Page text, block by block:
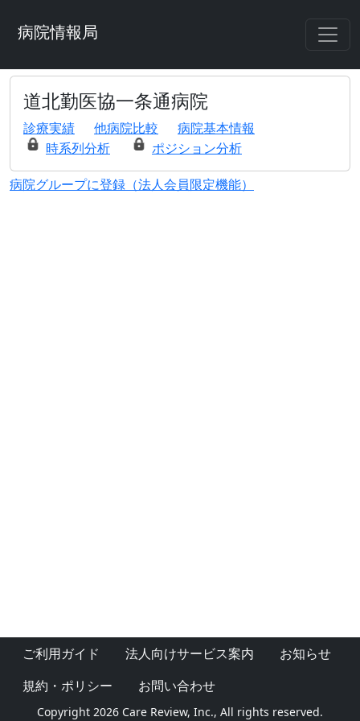
病院情報局
道北勤医協一条通病院
診療実績 他病院比較
病院基本情報
時系列分析
ポジション分析
病院グループに登録（法人会員限定機能）
ご利用ガイド 法人向けサービス案内
お知らせ
規約・ポリシー
お問い合わせ
Copyright 2026 Care Review, Inc., All rights reserved.